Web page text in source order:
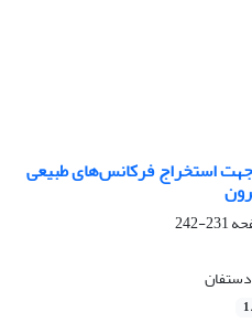
استخراج فرکانس‌های طبیعی
231-242
دستفان